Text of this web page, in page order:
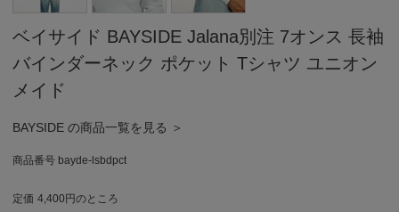
ベイサイド BAYSIDE Jalana別注 7オンス 長袖
バインダーネック ポケット Tシャツ ユニオン
メイド
BAYSIDE の商品一覧を見る ＞
商品番号 bayde-lsbdpct
定価 4,400 のところ